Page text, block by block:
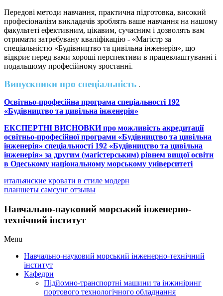
Передові методи навчання, практична підготовка, високий
професіоналізм викладачів зроблять ваше навчання на нашому
факультеті ефективним, цікавим, сучасним і дозволять вам
отримати затребувану кваліфікацію - «Магістр за
спеціальністю «Будівництво та цивільна інженерія», що
відкриє перед вами хороші перспективи в працевлаштуванні і
подальшому професійному зростанні.
Випускники про спеціальність
Освітньо-професійна програма спеціальності 192
«Будівництво та цивільна інженерія»
ЕКСПЕРТНІ ВИСНОВКИ про можливість акредитації
освітньо-професійної програми «Будівництво та цивільна
інженерія» спеціальності 192 «Будівництво та цивільна
інженерія» за другим (магістерським) рівнем вищої освіти
в Одеському національному морському університеті
итальянские кровати в стиле модерн
планшеты самсунг отзывы
Навчально-науковий морський інженерно-
технічний інститут
Menu
Навчально-науковий морський інженерно-технічний
інститут
Кафедри
Підйомно-транспортні машини та інжиніринг
портового технологічного обладнання